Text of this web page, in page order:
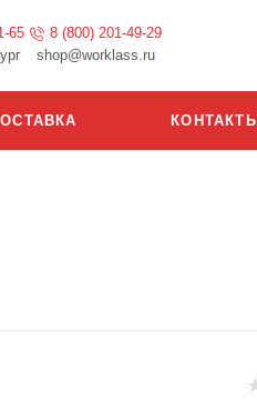
65
8 (800) 201-49-29
shop@worklass.ru
КОНТАКТЫ